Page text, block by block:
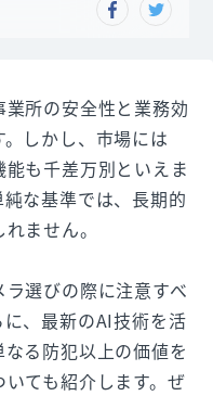
所の安全性と業務効
しかし、市場には
も千差万別といえま
な基準では、長期的
ません。
選びの際に注意すべ
、最新のAI技術を活
る防犯以上の価値を
ても紹介します。ぜ